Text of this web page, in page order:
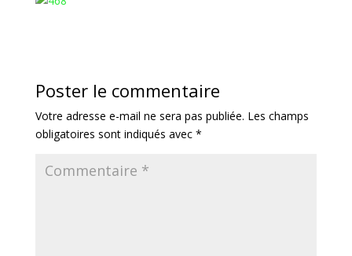
Poster le commentaire
Votre adresse e-mail ne sera pas publiée. Les champs
obligatoires sont indiqués avec *